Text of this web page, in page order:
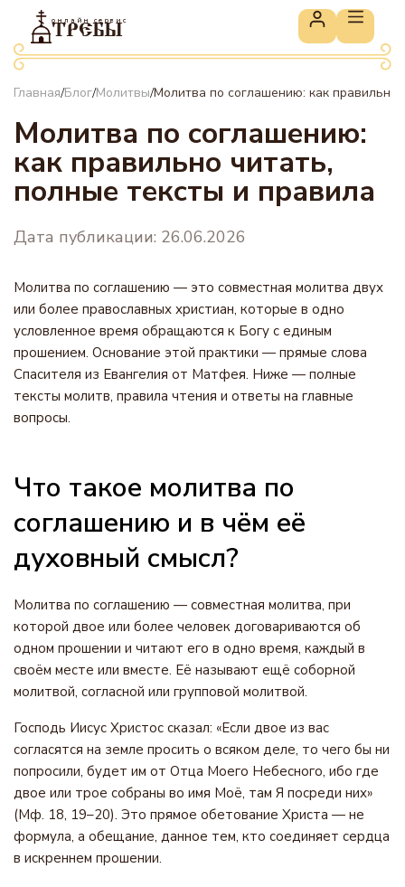
онлайн сервис
ТРЕБЫ
Главная/Блог/Молитвы/Молитва по соглашению: как правильно
Молитва по соглашению:
как правильно читать,
полные тексты и правила
Дата публикации: 26.06.2026
Молитва по соглашению — это совместная молитва двух
или более православных христиан, которые в одно
условленное время обращаются к Богу с единым
прошением. Основание этой практики — прямые слова
Спасителя из Евангелия от Матфея. Ниже — полные
тексты молитв, правила чтения и ответы на главные
вопросы.
Что такое молитва по
соглашению и в чём её
духовный смысл?
Молитва по соглашению — совместная молитва, при
которой двое или более человек договариваются об
одном прошении и читают его в одно время, каждый в
своём месте или вместе. Её называют ещё соборной
молитвой, согласной или групповой молитвой.
Господь Иисус Христос сказал: «Если двое из вас
согласятся на земле просить о всяком деле, то чего бы ни
попросили, будет им от Отца Моего Небесного, ибо где
двое или трое собраны во имя Моё, там Я посреди них»
(Мф. 18, 19–20). Это прямое обетование Христа — не
формула, а обещание, данное тем, кто соединяет сердца
в искреннем прошении.